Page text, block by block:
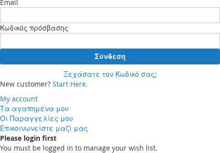
Email
Κωδικός πρόσβασης
Σύνδεση
Ξεχάσατε τον Κωδικό σας;
New customer? Start Here.
My account
Τα αγαπημένα μου
Οι Παραγγελίες μου
Επικοινωνείστε μαζί μας
Please login first
You must be logged in to manage your wish list.